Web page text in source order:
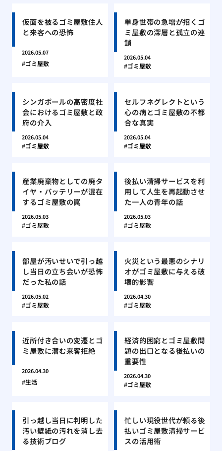
仮面を被るゴミ屋敷住人
と来客への恐怖
2026.05.07
ゴミ屋敷
単身世帯の急増が招くゴ
ミ屋敷の深層と孤立の連
鎖
2026.05.04
ゴミ屋敷
シンガポールの高密度社
会におけるゴミ屋敷と政
府の介入
2026.05.04
ゴミ屋敷
セルフネグレクトという
心の病とゴミ屋敷の不都
合な真実
2026.05.04
ゴミ屋敷
産業廃棄物としての廃タ
イヤ・バッテリーが混在
するゴミ屋敷の罠
2026.05.03
ゴミ屋敷
後払い清掃サービスを利
用して人生を再起動させ
た一人の青年の話
2026.05.03
ゴミ屋敷
部屋が汚いせいで引っ越
し当日の立ち会いが恐怖
だった私の話
2026.05.02
ゴミ屋敷
火災という最悪のシナリ
オがゴミ屋敷に与える破
壊的影響
2026.04.30
ゴミ屋敷
近所付き合いの変遷とゴ
ミ屋敷に潜む来客拒絶
2026.04.30
生活
経済的困窮とゴミ屋敷問
題の出口となる後払いの
重要性
2026.04.30
ゴミ屋敷
引っ越し当日に判明した
汚い壁紙の汚れを消し去
る技術ブログ
忙しい現役世代が頼る後
払いゴミ屋敷清掃サービ
スの活用術